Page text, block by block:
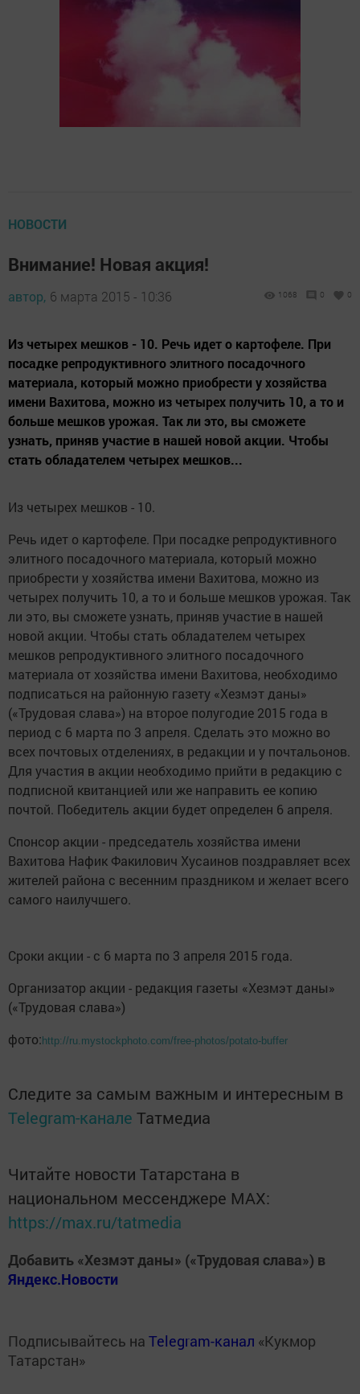
НОВОСТИ
Внимание! Новая акция!
автор, 6 марта 2015 - 10:36 1068 0 0
Из четырех мешков - 10. Речь идет о картофеле. При
посадке репродуктивного элитного посадочного
материала, который можно приобрести у хозяйства
имени Вахитова, можно из четырех получить 10, а то и
больше мешков урожая. Так ли это, вы сможете
узнать, приняв участие в нашей новой акции. Чтобы
стать обладателем четырех мешков...
Из четырех мешков - 10.
Речь идет о картофеле. При посадке репродуктивного
элитного посадочного материала, который можно
приобрести у хозяйства имени Вахитова, можно из
четырех получить 10, а то и больше мешков урожая. Так
ли это, вы сможете узнать, приняв участие в нашей
новой акции. Чтобы стать обладателем четырех
мешков репродуктивного элитного посадочного
материала от хозяйства имени Вахитова, необходимо
подписаться на районную газету «Хезмэт даны»
(«Трудовая слава») на второе полугодие 2015 года в
период с 6 марта по 3 апреля. Сделать это можно во
всех почтовых отделениях, в редакции и у почтальонов.
Для участия в акции необходимо прийти в редакцию с
подписной квитанцией или же направить ее копию
почтой. Победитель акции будет определен 6 апреля.
Спонсор акции - председатель хозяйства имени
Вахитова Нафик Факилович Хусаинов поздравляет всех
жителей района с весенним праздником и желает всего
самого наилучшего.
Сроки акции - с 6 марта по 3 апреля 2015 года.
Организатор акции - редакция газеты «Хезмэт даны»
(«Трудовая слава»)
фото: http://ru.mystockphoto.com/free-photos/potato-buffer
Следите за самым важным и интересным в
Telegram-канале Татмедиа
Читайте новости Татарстана в
национальном мессенджере MАХ:
https://max.ru/tatmedia
Добавить «Хезмэт даны» («Трудовая слава») в
Яндекс.Новости
Подписывайтесь на Telegram-канал «Кукмор
Татарстан»